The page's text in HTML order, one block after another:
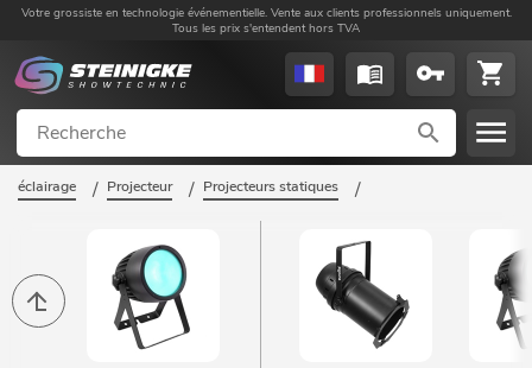
Votre grossiste en technologie événementielle. Vente aux clients professionnels uniquement.
Tous les prix s'entendent hors TVA
éclairage / Projecteur / Projecteurs statiques /